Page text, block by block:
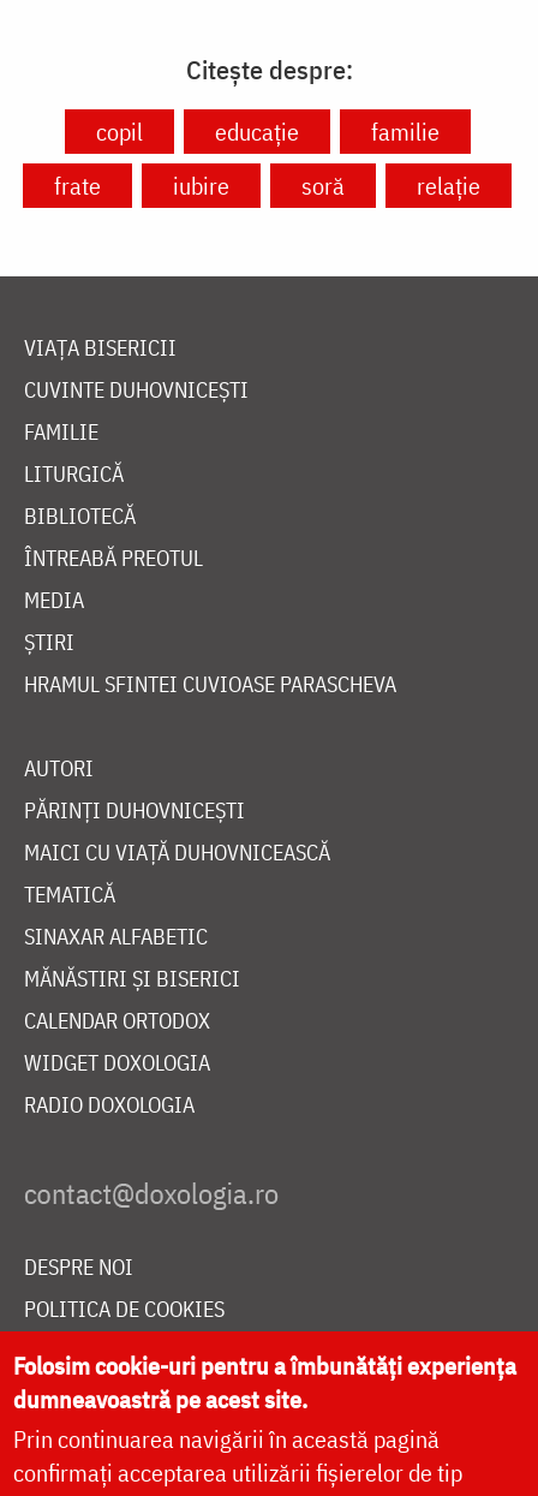
Citește despre:
copil educație
familie
frate
iubire soră relație
VIAȚA BISERICII
CUVINTE DUHOVNICEȘTI
FAMILIE
LITURGICĂ
BIBLIOTECĂ
ÎNTREABĂ PREOTUL
MEDIA
ȘTIRI
HRAMUL SFINTEI CUVIOASE PARASCHEVA
AUTORI
PĂRINȚI DUHOVNICEȘTI
MAICI CU VIAȚĂ DUHOVNICEASCĂ
TEMATICĂ
SINAXAR ALFABETIC
MĂNĂSTIRI ȘI BISERICI
CALENDAR ORTODOX
WIDGET DOXOLOGIA
RADIO DOXOLOGIA
DESPRE NOI
POLITICA DE COOKIES
DONEAZĂ ONLINE PENTRU CATEDRALA NAȚIONALĂ
LIVE
Folosim cookie-uri pentru a îmbunătăți experiența
dumneavoastră pe acest site.
Prin continuarea navigării în această pagină
confirmați acceptarea utilizării fișierelor de tip